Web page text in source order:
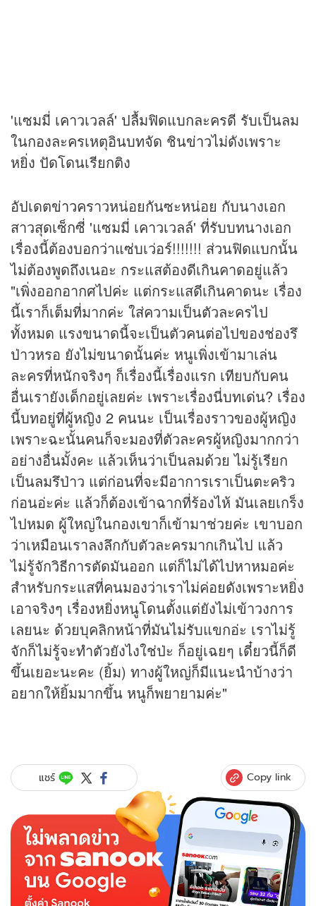
'แซมมี่ เคาวเวลล์' ปลื้มฟิดแบกละครดี รับเป็นลม
ในกองละครเหตุอินบทจัด ชินข่าวไม่ดังเพราะ
หยิ่ง ปัดโดนเรียกติง
อัปเดตข่าวคราวหน่อยกันซะหน่อย กับนางเอก
สาวสุดเซ็กซี่ 'แซมมี่ เคาวเวลล์' ที่รับบทนางเอก
เรื่องนี้ต้องบอกว่าแซ่บเว่อร์!!!!!!! ส่วนฟิดแบกนั้น
ไม่ต้องพูดถึงเนอะ กระแสต้องดีเกินคาดอยู่แล้ว
"เพิ่งออกอากศไปค่ะ แต่กระแสดีเกินคาดนะ เรื่อง
นี้เราก็เต็มที่มากค่ะ ใส่ความเป็นตัวละครไป
ทั้งหมด แรงขนาดนี้จะเป็นตัวคนต่อไปของช่องรึ
ป่าวหรอ ยังไม่ขนาดนั้นค่ะ หนูเพิ่งเข้ามาเล่น
ละครที่หนักจริงๆ ก็เรื่องนี้เรื่องแรก เทียบกับคน
อื่นเรายังเด็กอยู่เลยค่ะ เพราะเรื่องนี่บทเด่น? เรื่อง
นี้บทอยู่ที่ผู้หญิง 2 คนนะ เป็นเรื่องราวของผู้หญิง
เพราะฉะนั้นคนก็จะมองที่ตัวละครผู้หญิงมากกว่า
อย่างอื่นมั้งคะ แล้วเห็นว่าเป็นลมด้วย ไม่รู้เรียก
เป็นลมรึป่าว แต่ก่อนที่จะมีอาการเราเป็นตะคริว
ก่อนอ่ะค่ะ แล้วก็ต้องเข้าฉากที่ร้องไห้ มันเลยเกร็ง
ไปหมด ผู้ใหญ่ในกองเขาก็เข้ามาช่วยค่ะ เขาบอก
ว่าเหมือนเราลงลึกกับตัวละครมากเกินไป แล้ว
ไม่รู้จักวิธีการตัดมันออก แต่ก็ไม่ได้ไปหาหมอค่ะ
สำหรับกระแสที่คนมองว่าเราไม่ค่อยดังเพราะหยิ่ง
เอาจริงๆ เรื่องหยิ่งหนูโดนตั้งแต่ยังไม่เข้าวงการ
เลยนะ ด้วยบุคลิกหน้าที่มันไม่รับแขกอ่ะ เราไม่รู้
จักก็ไม่รู้จะทำตัวยังไงใช่ป่ะ ก็อยู่เฉยๆ เดี๋ยวนี้ก็ดี
ขึ้นเยอะนะคะ (ยิ้ม) ทางผู้ใหญ่ก็มีแนะนำบ้างว่า
อยากให้ยิ้มมากขึ้น หนูก็พยายามค่ะ"
แชร์ Copy link